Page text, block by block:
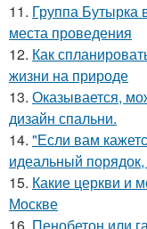
11. Группа Бутырка
места проведения
12. Как
жизни на природе
13. Оказывается,
дизайн спальни.
14. "Если вам
идеальный
15. Какие церкви и
Москве